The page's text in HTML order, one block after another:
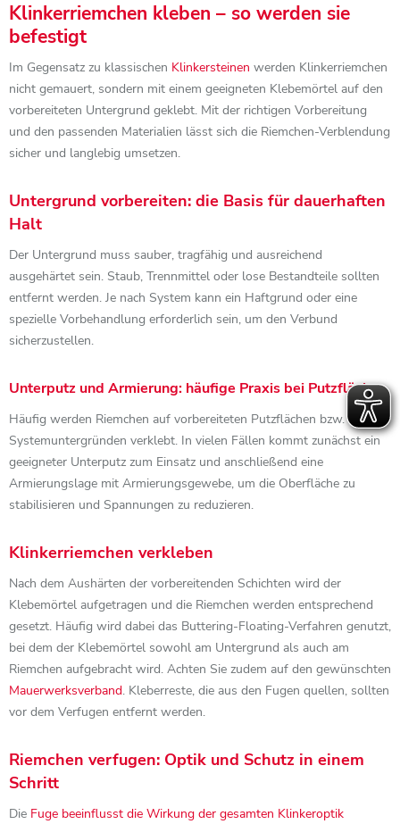
Klinkerriemchen kleben – so werden sie
befestigt
Im Gegensatz zu klassischen Klinkersteinen werden Klinkerriemchen
nicht gemauert, sondern mit einem geeigneten Klebemörtel auf den
vorbereiteten Untergrund geklebt. Mit der richtigen Vorbereitung
und den passenden Materialien lässt sich die Riemchen-Verblendung
sicher und langlebig umsetzen.
Untergrund vorbereiten: die Basis für dauerhaften
Halt
Der Untergrund muss sauber, tragfähig und ausreichend
ausgehärtet sein. Staub, Trennmittel oder lose Bestandteile sollten
entfernt werden. Je nach System kann ein Haftgrund oder eine
spezielle Vorbehandlung erforderlich sein, um den Verbund
sicherzustellen.
Unterputz und Armierung: häufige Praxis bei Putzflächen
Häufig werden Riemchen auf vorbereiteten Putzflächen bzw.
Systemuntergründen verklebt. In vielen Fällen kommt zunächst ein
geeigneter Unterputz zum Einsatz und anschließend eine
Armierungslage mit Armierungsgewebe, um die Oberfläche zu
stabilisieren und Spannungen zu reduzieren.
Klinkerriemchen verkleben
Nach dem Aushärten der vorbereitenden Schichten wird der
Klebemörtel aufgetragen und die Riemchen werden entsprechend
gesetzt. Häufig wird dabei das Buttering-Floating-Verfahren genutzt,
bei dem der Klebemörtel sowohl am Untergrund als auch am
Riemchen aufgebracht wird. Achten Sie zudem auf den gewünschten
Mauerwerksverband. Kleberreste, die aus den Fugen quellen, sollten
vor dem Verfugen entfernt werden.
Riemchen verfugen: Optik und Schutz in einem
Schritt
Die Fuge beeinflusst die Wirkung der gesamten Klinkeroptik